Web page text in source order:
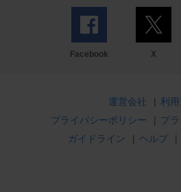
Facebook X
運営会社 | 利
プライバシーポリシー
| プ
ガイドライン
| ヘルプ |